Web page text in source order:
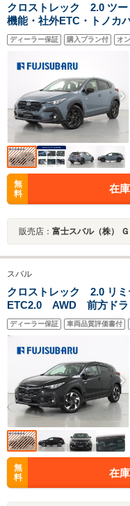
クロストレック 2.0 ツ
機能・社外ETC・トノカ
ォメーションディスプレ
ム・プッシュスタート・
ヒーター・シートヒーター
ディーラー保証 購入プラン付 オ
無
料
在
販売店： 富士スバル（株）
スバル
クロストレック 2.0 リ
ETC2.0 AWD 前方ド
クルコン ステアリング
MODE マルチビューカ
テップパネル 禁煙車
ディーラー保証 車両品質評価書付
無
料
在